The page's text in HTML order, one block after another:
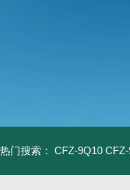
热门搜索： CFZ-9Q10